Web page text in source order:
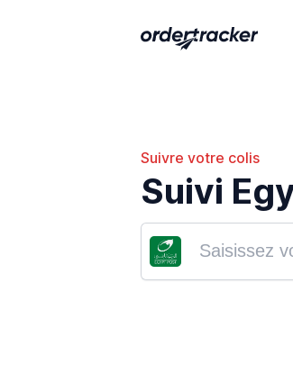
Suivre votre colis
Suivi